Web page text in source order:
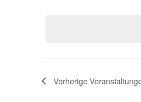
Vorherige